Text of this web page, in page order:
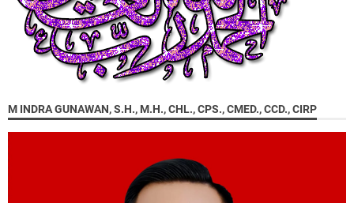
M INDRA GUNAWAN, S.H., M.H., CHL., CPS., CMED., CCD., CIRP